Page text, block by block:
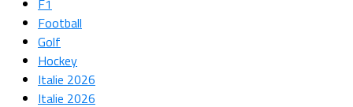
F1
Football
Golf
Hockey
Italie 2026
Italie 2026